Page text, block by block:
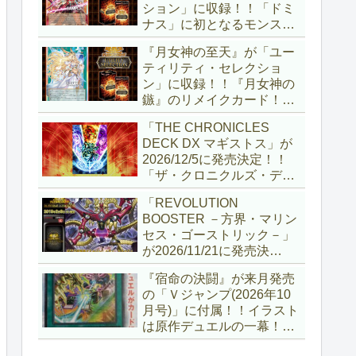
ション」に収録！！「ドミ
ナス」に初となるモンスタ
ーが登場！！『聖王の粉
砕』や『列王詩篇』に描か
れていた少女で、実際にこ
の2種を強力にサポートし
ていますね！！【遊戯王
OCG】
『月女神の至天』が「ユー
ティリティ・セレクショ
ン」に収録！！『月女神の
鏃』のリメイクカード！！
選出傾向が読めなくなりま
したが、後攻向けとは言え
無効化範囲の広がった『墓
穴の指名者』はめちゃくち
ゃ強力ですね！？【遊戯王
OCG】
「THE CHRONICLES
DECK DX マギストス」が
2026/12/5に発売決定！！
「ザ・クロニクルズ・デッ
キ」がリニューアル！！第
1弾は「マギストス」と
「エンディミオン」が選出
されています！！【遊戯王
OCG】
「REVOLUTION
BOOSTER －方界・マリン
セス・ゴーストリック－」
が2026/11/21に発売決
定！！「レボリューション
ブースター」の第2弾！！
今回は前回以上に個性派揃
いとなりましたね～。【遊
戯王OCG】
『宿命の決闘』が来月発売
の「Ｖジャンプ(2026年10
月号)」に付属！！イラスト
は原作デュエルの一幕！！
初期型デュエルディスクの